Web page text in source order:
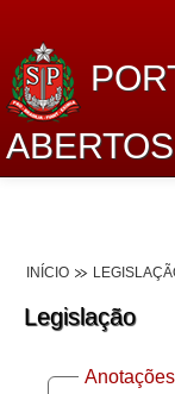
Dados Abertos
Lei de Acesso à
Dados
INÍCIO
Legislação